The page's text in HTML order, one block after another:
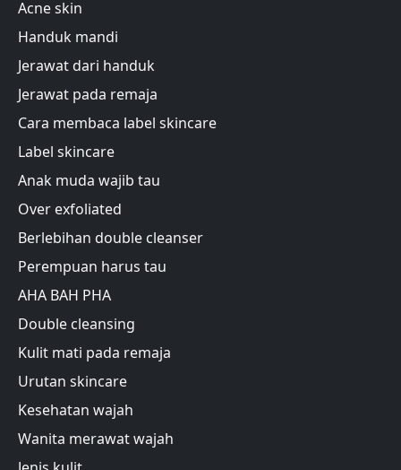
Acne skin
Handuk mandi
Jerawat dari handuk
Jerawat pada remaja
Cara membaca label skincare
Label skincare
Anak muda wajib tau
Over exfoliated
Berlebihan double cleanser
Perempuan harus tau
AHA BAH PHA
Double cleansing
Kulit mati pada remaja
Urutan skincare
Kesehatan wajah
Wanita merawat wajah